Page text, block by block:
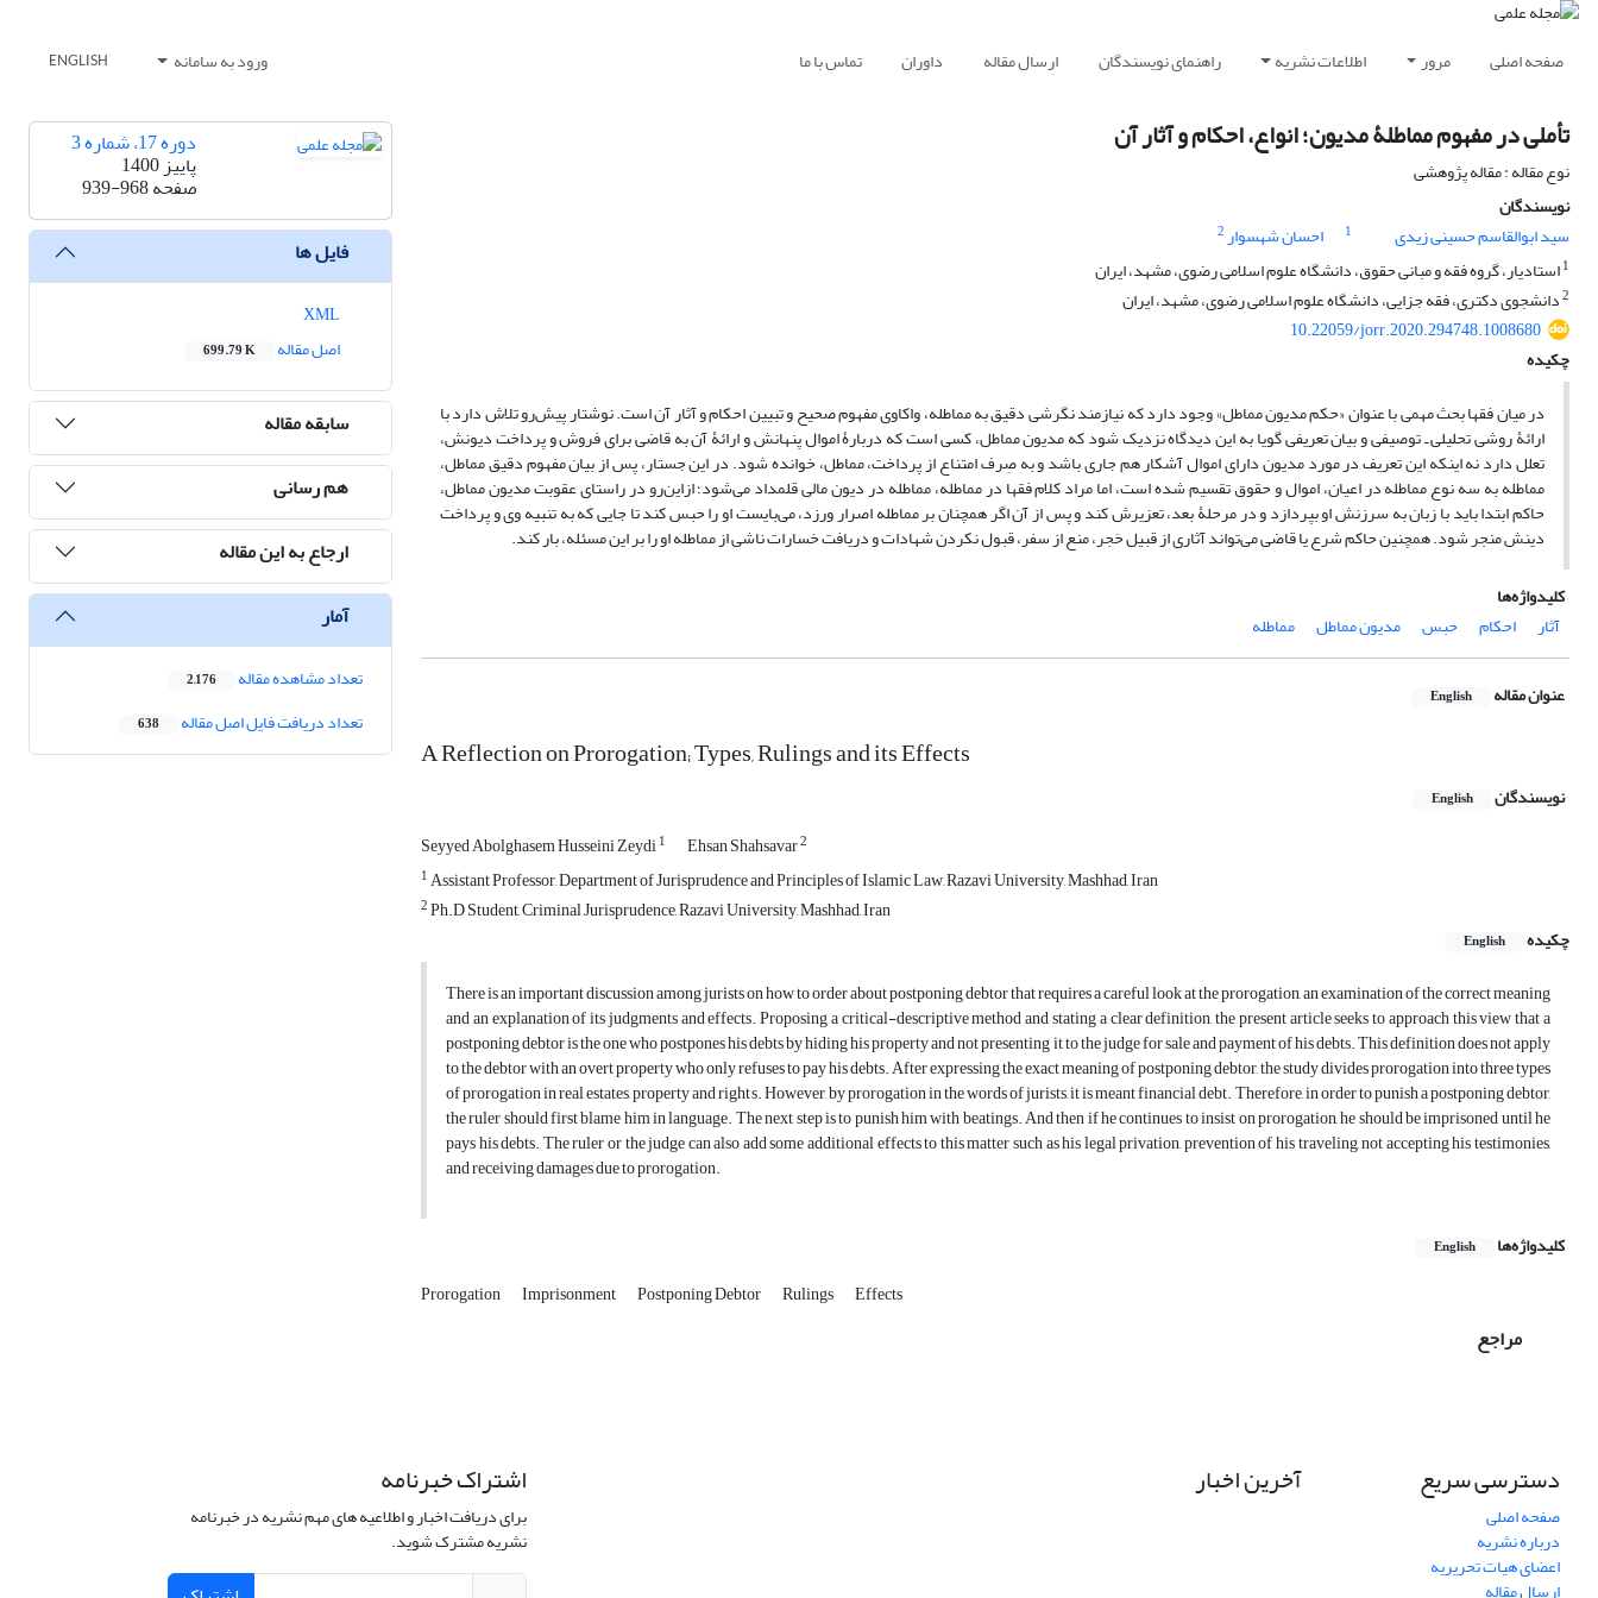
صفحه اصلی مرور اطلاعات نشریه راهنمای نویسندگان ارسال مقاله داوران تماس با ما ورود به سامانه ENGLISH
تأملی در مفهوم مماطلۀ مدیون؛ انواع، احکام و آثار آن
نوع مقاله : مقاله پژوهشی
نویسندگان
سید ابوالقاسم حسینی زیدی
1 احسان شهسوار2
1استادیار، گروه فقه و مبانی حقوق، دانشگاه علوم اسلامی رضوی، مشهد، ایران
2دانشجوی دکتری، فقه جزایی، دانشگاه علوم اسلامی رضوی، مشهد، ایران
10.22059/jorr.2020.294748.1008680
چکیده
در میان فقها بحث مهمی با عنوان «حکم مدیون مماطل» وجود دارد که نیازمند نگرشی دقیق به مماطله، واکاوی مفهوم صحیح و تبیین احکام و آثار آن است. نوشتار پیش‌رو تلاش دارد با
ارائۀ روشی تحلیلی ـ توصیفی و بیان تعریفی گویا به این دیدگاه نزدیک شود که مدیون مماطل، کسی است که دربارۀ اموال پنهانش و ارائۀ آن به قاضی برای فروش و پرداخت دیونش،
تعلل دارد نه اینکه این تعریف در مورد مدیون دارای اموال آشکار هم جاری باشد و به صِرف امتناع از پرداخت، مماطل، خوانده شود. در این جستار، پس از بیان مفهوم دقیق مماطل،
مماطله به سه نوع مماطله در اعیان، اموال و حقوق تقسیم شده است، اما مراد کلام فقها در مماطله، مماطله در دیون مالی قلمداد می‌شود؛ ازاین‌رو در راستای عقوبت مدیون مماطل،
حاکم ابتدا باید با زبان به سرزنش او بپردازد و در مرحلۀ بعد، تعزیرش کند و پس از آن اگر همچنان بر مماطله اصرار ورزد، می‌بایست او را حبس کند تا جایی که به تنبیه وی و پرداخت
دینش منجر شود. همچنین حاکم شرع یا قاضی می‌تواند آثاری از قبیل حَجر، منع از سفر، قبول نکردن شهادات و دریافت خسارات ناشی از مماطله او را بر این مسئله، بار کند.
کلیدواژه‌ها
آثار
احکام حبس مدیون مماطل مماطله
عنوان مقاله English
A Reflection on Prorogation; Types, Rulings and its Effects
نویسندگان English
Seyyed Abolghasem Husseini Zeydi1 Ehsan Shahsavar2
1Assistant Professor, Department of Jurisprudence and Principles of Islamic Law, Razavi University, Mashhad, Iran
2Ph.D Student, Criminal Jurisprudence, Razavi University, Mashhad, Iran
چکیده
English
There is an important discussion among jurists on how to order about postponing debtor that requires a careful look at the prorogation, an examination of the correct meaning
and an explanation of its judgments and effects. Proposing a critical-descriptive method and stating a clear definition, the present article seeks to approach this view that a
postponing debtor is the one who postpones his debts by hiding his property and not presenting it to the judge for sale and payment of his debts. This definition does not apply
to the debtor with an overt property who only refuses to pay his debts. After expressing the exact meaning of postponing debtor, the study divides prorogation into three types
of prorogation in real estates, property and rights. However, by prorogation in the words of jurists, it is meant financial debt. Therefore, in order to punish a postponing debtor,
the ruler should first blame him in language. The next step is to punish him with beatings. And then if he continues to insist on prorogation, he should be imprisoned until he
pays his debts. The ruler or the judge can also add some additional effects to this matter such as his legal privation, prevention of his traveling, not accepting his testimonies,
and receiving damages due to prorogation.
کلیدواژه‌ها English
Prorogation Imprisonment Postponing Debtor Rulings Effects
مراجع
دوره 17، شماره 3
پاییز 1400
صفحه939-968
فایل ها
اصل مقاله
699.79 K
سابقه مقاله
هم رسانی
ارجاع به این مقاله
آمار
تعداد مشاهده مقاله 2,176
تعداد دریافت فایل اصل مقاله 638
دسترسی سریع
صفحه اصلی
درباره نشریه
اعضای هیات تحریریه
آخرین اخبار اشتراک خبرنامه
برای دریافت اخبار و اطلاعیه های مهم نشریه در خبرنامه
نشریه مشترک شوید.